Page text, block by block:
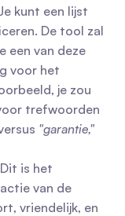
kunt een lijst
De tool zal
een van deze
voor het
je zou
trefwoorden
"garantie,"
Dit is het
van de
vriendelijk, en